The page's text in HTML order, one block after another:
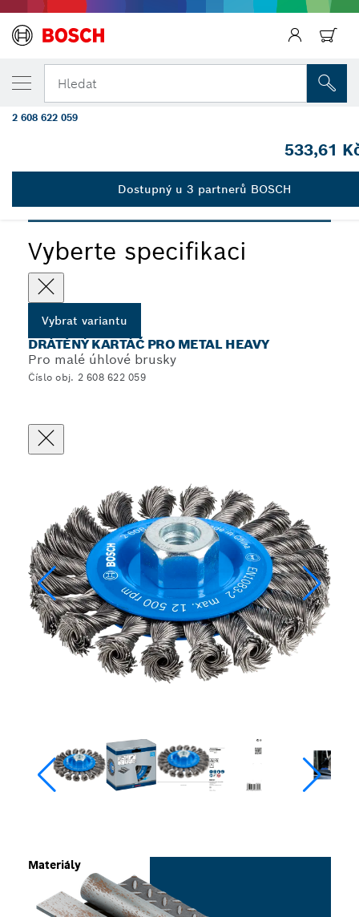
Hledat
Drátěný kartáč PRO Metal heavy pro malé úhlové brusky,
PRO
Vyberte specifikaci
Vybrat variantu
DRÁTĚNÝ KARTÁČ PRO METAL HEAVY
Pro malé úhlové brusky
Číslo obj. 2 608 622 059
Materiály
ZVOLENÁ VARIANTA
Drátěný kartáč PRO Metal heavy, 115 × 0,5
závit
2 608 622 059
533,61
Dostupný u 3 partnerů BOSCH